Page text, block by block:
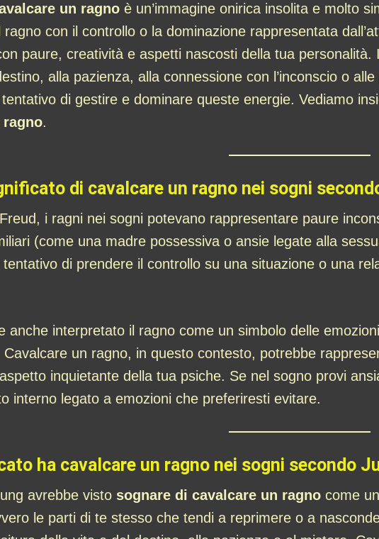
un ragno è un’immagine onirica insolita e molto
con il controllo o la dominazione rappresentata
paure, creatività e aspetti nascosti della tua
alla pazienza, alla connessione con l’inconscio o
di gestire e dominare queste energie. Vediamo
ragno.
di cavalcare un ragno nei sogni
i ragni nei sogni potevano rappresentare paure
(come una madre possessiva o ansie legate alla
di prendere il controllo su una situazione o una
anche interpretato il ragno come un simbolo delle
Cavalcare un ragno, in questo contesto, potrebbe
inquietante della tua psiche. Se nel sogno provi
interno legato a emozioni che preferiresti evitare.
ha cavalcare un ragno nei sogni secondo
avrebbe visto sognare di cavalcare un ragno come
le parti di te stesso che tendi a reprimere o a